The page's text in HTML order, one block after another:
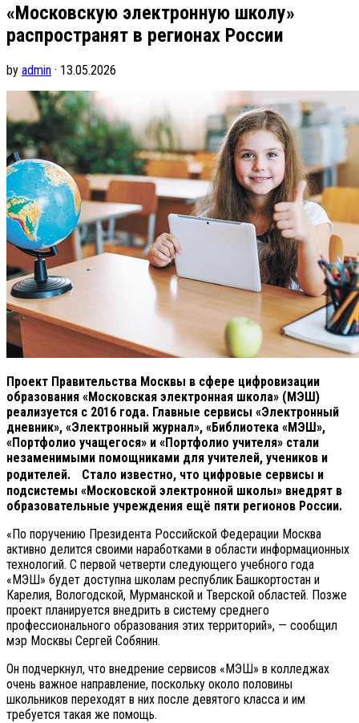
«Московскую электронную школу»
распространят в регионах России
by admin · 13.05.2026
Проект Правительства Москвы в сфере цифровизации
образования «Московская электронная школа» (МЭШ)
реализуется с 2016 года. Главные сервисы «Электронный
дневник», «Электронный журнал», «Библиотека «МЭШ»,
«Портфолио учащегося» и «Портфолио учителя» стали
незаменимыми помощниками для учителей, учеников и
родителей. Стало известно, что цифровые сервисы и
подсистемы «Московской электронной школы» внедрят в
образовательные учреждения ещё пяти регионов России.
«По поручению Президента Российской Федерации Москва
активно делится своими наработками в области информационных
технологий. С первой четверти следующего учебного года
«МЭШ» будет доступна школам республик Башкортостан и
Карелия, Вологодской, Мурманской и Тверской областей. Позже
проект планируется внедрить в систему среднего
профессионального образования этих территорий», — сообщил
мэр Москвы Сергей Собянин.
Он подчеркнул, что внедрение сервисов «МЭШ» в колледжах
очень важное направление, поскольку около половины
школьников переходят в них после девятого класса и им
требуется такая же помощь.